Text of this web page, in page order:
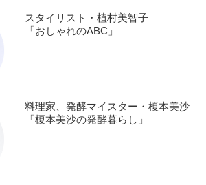
掲載）スタイリスト・植村美智子
「おしゃれのABC」
料理家、発酵マイスター・榎本美沙
「榎本美沙の発酵暮らし」